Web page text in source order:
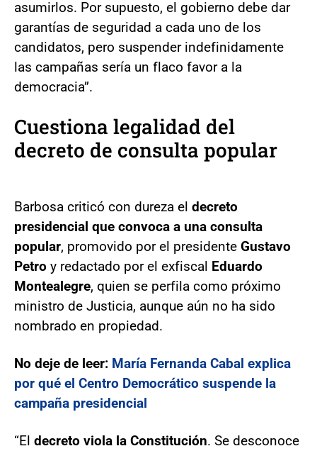
asumirlos. Por supuesto, el gobierno debe dar
garantías de seguridad a cada uno de los
candidatos, pero suspender indefinidamente
las campañas sería un flaco favor a la
democracia”.
Cuestiona legalidad del
decreto de consulta popular
Barbosa criticó con dureza el decreto
presidencial que convoca a una consulta
popular, promovido por el presidente Gustavo
Petro y redactado por el exfiscal Eduardo
Montealegre, quien se perfila como próximo
ministro de Justicia, aunque aún no ha sido
nombrado en propiedad.
No deje de leer: María Fernanda Cabal explica
por qué el Centro Democrático suspende la
campaña presidencial
“El decreto viola la Constitución. Se desconoce